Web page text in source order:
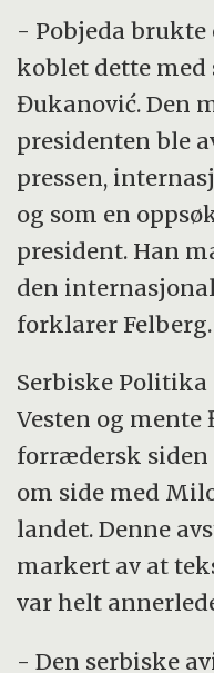
- Pobjeda brukte
koblet dette
Đukanović. Den
presidenten ble
pressen,
og som en
president. Han
den
forklarer Felberg.
Serbiske
Vesten og
forrædersk siden
om side med
landet. Denne
markert av at
var helt
- Den serbiske